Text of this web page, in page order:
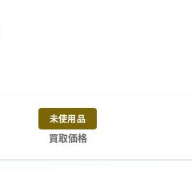
未使用品
買取価格